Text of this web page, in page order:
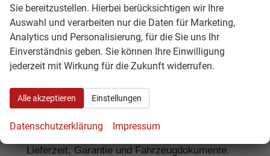
Ausstattung, Lieferzeit und
Unterschiede bei Ford EU-Neuwagen
Bei einem Ford EU-Neuwagen kann die
Serienausstattung je nach Herkunftsland vom
deutschen Modell abweichen. Deshalb lohnt
sich ein genauer Vergleich. Hamburgcars achtet
für Sie auf wichtige Details wie Motorisierung,
Getriebe, Ausstattungslinie, Assistenzsysteme,
Lieferzeit, Garantie und Fahrzeugdokumente.
Sie bereitzustellen. Hierbei berücksichtigen wir Ihre
Auswahl und verarbeiten nur die Daten für Marketing,
Analytics und Personalisierung, für die Sie uns Ihr
Einverständnis geben. Sie können Ihre Einwilligung
jederzeit mit Wirkung für die Zukunft widerrufen.
Alle akzeptieren Einstellungen
Datenschutzerklärung Impressum